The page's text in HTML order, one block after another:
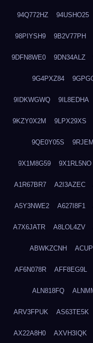
94Q772HZ 94USHO25
98PIYSH9 9B2V77PH
9DFN8WE0 9DN34ALZ
9G4PXZ84
9IDKWGWQ 9IL8EDHA
9KZY0X2M 9LPX29XS
9QE0Y05S
9X1M8G59 9X1RL5NO
A1R67BR7 A2I3AZEC
A5Y3NWE2 A627I8F1
A7X6JATR A8LOL4ZV
ABWKZCNH
AF6N078R AFF8EG9L
ALN818FQ
ARV3FPUK AS63TE5K
AX22A8H0 AXVH3IQK